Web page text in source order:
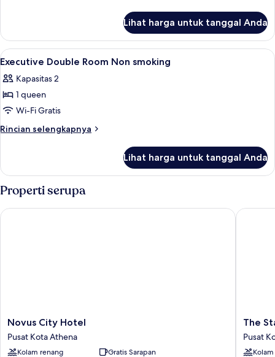
Classic
Single
Room
Lihat harga untuk tanggal Anda
Lihat
semua
foto
untuk
Executive
Double
smoking
Brankas, meja kerja, ruang kerja
5
Executive Double Room Non smoking
Kapasitas 2
1 queen
Wi-Fi Gratis
Rincian selengkapnya
Rincian
Executive
Room
smoking
Lihat harga untuk tanggal Anda
Properti serupa
Novus
City
Hotel
Pusat
Novus City Hotel
Pusat Kota Athena
Kolam renang
Gratis Sarapan
Novus City Hotel
The
Stanley
Pusat
Kota
The
Pusat
The